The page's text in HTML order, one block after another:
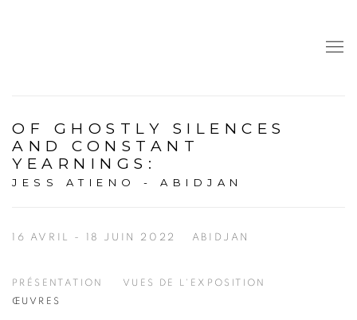
OF GHOSTLY SILENCES
AND CONSTANT
YEARNINGS :
JESS ATIENO - ABIDJAN
16 AVRIL - 18 JUIN 2022 ABIDJAN
PRÉSENTATION
VUES DE L'EXPOSITION
ŒUVRES